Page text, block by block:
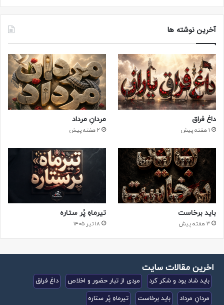
آخرین نوشته ها
داغ فراق
1 هفته پیش
مردانِ مرداد
2 هفته پیش
باید برخاست
3 هفته پیش
تیرماهِ پُر ستاره
۱۸ تیر ۱۴۰۵
اخرین مقالات سایت
باید شاد بود و شکر کرد مردی از تبار حضور و اخلاص
داغ فراق
مردانِ مرداد
باید برخاست
تیرماهِ پُر ستاره